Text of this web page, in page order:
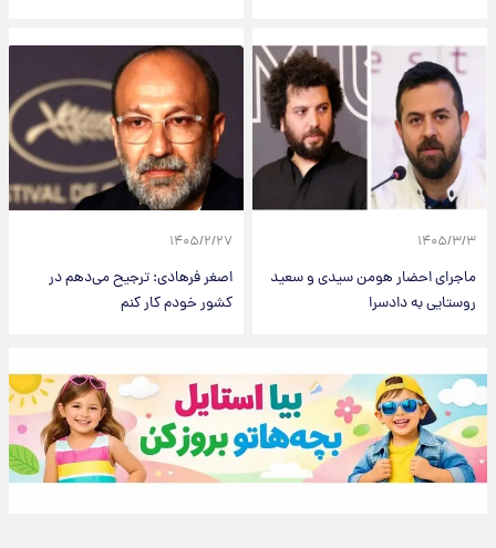
۱۴۰۵/۳/۳
ماجرای احضار هومن سیدی و سعید
روستایی به دادسرا
۱۴۰۵/۲/۲۷
اصغر فرهادی: ترجیح می‌دهم در
کشور خودم کار کنم